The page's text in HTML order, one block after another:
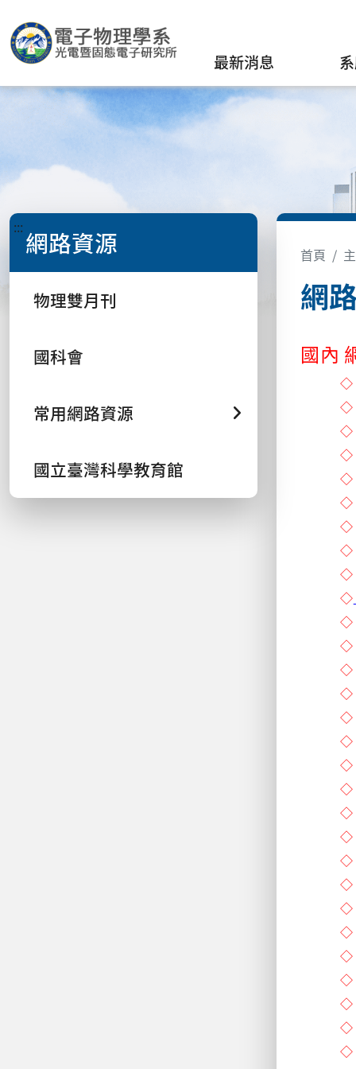
最新消息
::: 網路資源
物理雙月刊
國科會
常用網路資源
國立臺灣科學教育館
首頁
網
國內
◇
◇
◇
◇
◇
◇
◇
◇
◇
◇
◇
◇
◇
◇